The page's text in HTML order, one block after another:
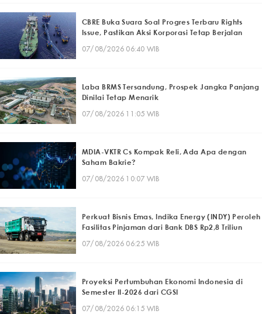
CBRE Buka Suara Soal Progres Terbaru Rights
Issue, Pastikan Aksi Korporasi Tetap Berjalan
07/08/2026 06:40 WIB
Laba BRMS Tersandung, Prospek Jangka Panjang
Dinilai Tetap Menarik
07/08/2026 11:05 WIB
MDIA-VKTR Cs Kompak Reli, Ada Apa dengan
Saham Bakrie?
07/08/2026 10:07 WIB
Perkuat Bisnis Emas, Indika Energy (INDY) Peroleh
Fasilitas Pinjaman dari Bank DBS Rp2,8 Triliun
07/08/2026 06:25 WIB
Proyeksi Pertumbuhan Ekonomi Indonesia di
Semester II-2026 dari CGSI
07/08/2026 06:15 WIB